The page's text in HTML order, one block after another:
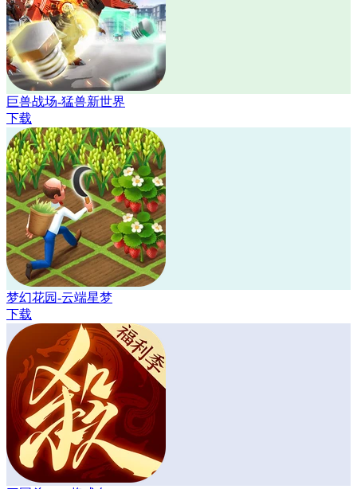
巨兽战场-猛兽新世界
下载
梦幻花园-云端星梦
下载